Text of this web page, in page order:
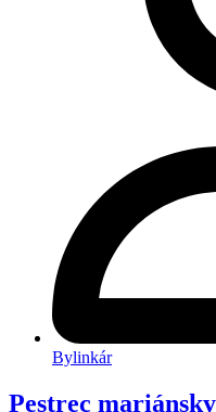
Bylinkár
Pestrec